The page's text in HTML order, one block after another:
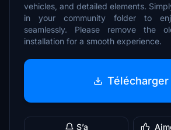
vehicles, and detailed elements.
in your community folder to
seamlessly. Please remove the
installation for a smooth experience.
Télécharger
S’a